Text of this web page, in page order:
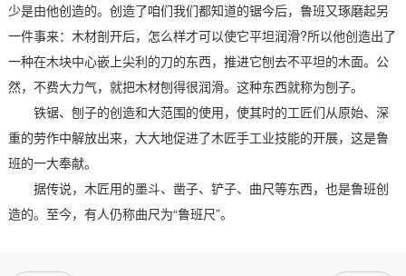
少是由他创造的。创造了咱们我们都知道的锯今后，鲁班又琢磨起另
一件事来：木材剖开后，怎么样才可以使它平坦润滑?所以他创造出了
一种在木块中心嵌上尖利的刀的东西，推进它刨去不平坦的木面。公
然，不费大力气，就把木材刨得很润滑。这种东西就称为刨子。
铁锯、刨子的创造和大范围的使用，使其时的工匠们从原始、深
重的劳作中解放出来，大大地促进了木匠手工业技能的开展，这是鲁
班的一大奉献。
据传说，木匠用的墨斗、凿子、铲子、曲尺等东西，也是鲁班创
造的。至今，有人仍称曲尺为“鲁班尺”。